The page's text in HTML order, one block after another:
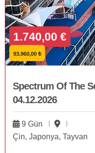
1.740,00 €
93.960,00 ₺
Spectrum Of The
04.12.2026
9 Gün
Çin, Japonya, Tayvan